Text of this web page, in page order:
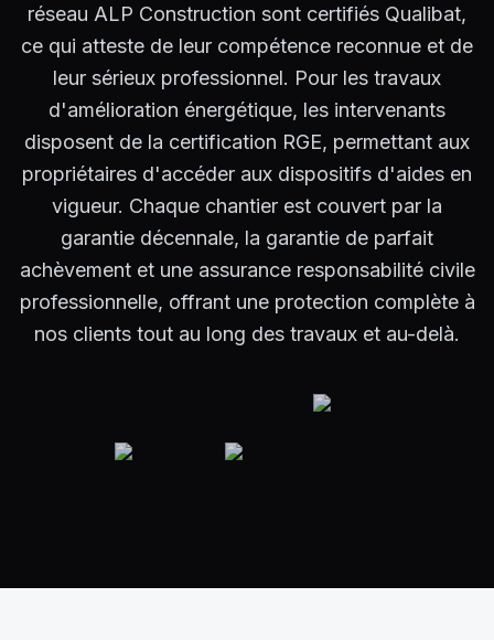
réseau ALP Construction sont certifiés Qualibat,
ce qui atteste de leur compétence reconnue et de
leur sérieux professionnel. Pour les travaux
d'amélioration énergétique, les intervenants
disposent de la certification RGE, permettant aux
propriétaires d'accéder aux dispositifs d'aides en
vigueur. Chaque chantier est couvert par la
garantie décennale, la garantie de parfait
achèvement et une assurance responsabilité civile
professionnelle, offrant une protection complète à
nos clients tout au long des travaux et au-delà.